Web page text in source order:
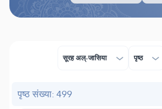
सूरह अल्-जासिया पृष्ठ
पृष्ठ संख्या: 499